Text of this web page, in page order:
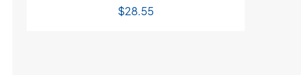
$28.55